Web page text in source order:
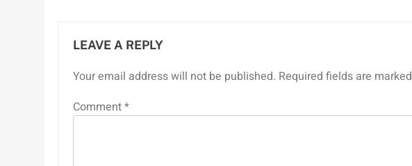
LEAVE A REPLY
Your email address will not be published. Required fields are marked
Comment*